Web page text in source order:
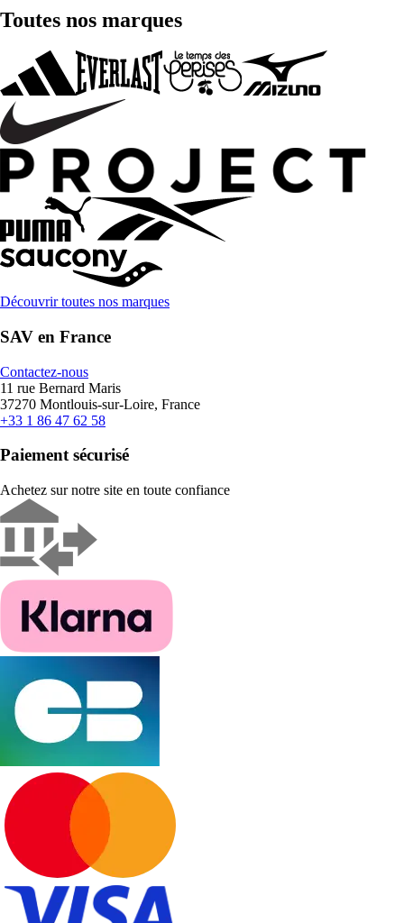
Toutes nos marques
Découvrir toutes nos marques
SAV en France
Contactez-nous
11 rue Bernard Maris
37270 Montlouis-sur-Loire, France
+33 1 86 47 62 58
Paiement sécurisé
Achetez sur notre site en toute confiance